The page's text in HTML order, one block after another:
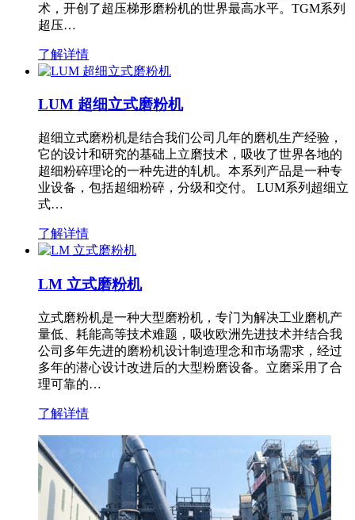
术，开创了超压梯形磨粉机的世界最高水平。TGM系列
超压…
了解详情
LUM 超细立式磨粉机
超细立式磨粉机是结合我们公司几年的磨机生产经验，
它的设计和研究的基础上立磨技术，吸收了世界各地的
超细粉碎理论的一种先进的轧机。本系列产品是一种专
业设备，包括超细粉碎，分级和交付。 LUM系列超细立
式…
了解详情
LM 立式磨粉机
立式磨粉机是一种大型磨粉机，专门为解决工业磨机产
量低、耗能高等技术难题，吸收欧洲先进技术并结合我
公司多年先进的磨粉机设计制造理念和市场需求，经过
多年的潜心设计改进后的大型粉磨设备。立磨采用了合
理可靠的…
了解详情